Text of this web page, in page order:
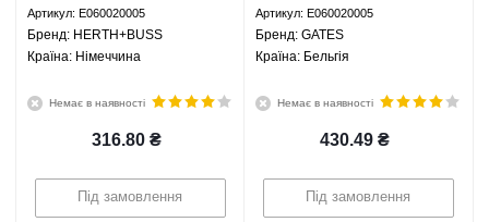
Артикул: E060020005
Брeнд: HERTH+BUSS
JAKOPARTS
Країна: Німеччина
Немає в наявності
316.80 ₴
Під замовлення
Артикул: E060020005
Брeнд: GATES
Країна: Бельгія
Немає в наявності
430.49 ₴
Під замовлення